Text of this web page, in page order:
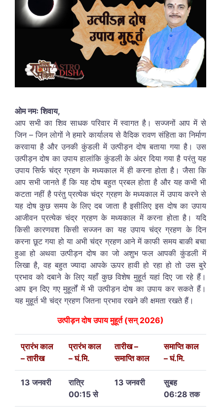
ओम नमः शिवाय,
आप सभी का शिव साधक परिवार में स्वागत है। सज्जनों आप में से
जिन – जिन लोगों ने हमारे कार्यालय से वैदिक रावण संहिता का निर्माण
करवाया है और उनकी कुंडली में उत्पीड़न दोष बताया गया है। उस
उत्पीड़न दोष का उपाय हालांकि कुंडली के अंदर दिया गया है परंतु यह
उपाय सिर्फ चंद्र ग्रहण के मध्यकाल में ही करना होता है। जैसा कि
आप सभी जानते हैं कि यह दोष बहुत प्रबल होता है और यह कभी भी
कटता नहीं है परंतु प्रत्येक चंद्र ग्रहण के मध्यकाल में उपाय करने से
यह दोष कुछ समय के लिए दब जाता है इसीलिए इस दोष का उपाय
आजीवन प्रत्येक चंद्र ग्रहण के मध्यकाल में करना होता है। यदि
किसी कारणवश किसी सज्जन का यह उपाय चंद्र ग्रहण के दिन
करना छूट गया हो या अभी चंद्र ग्रहण आने में काफी समय बाकी बचा
हुआ हो अथवा उत्पीड़न दोष का जो अशुभ फल आपकी कुंडली में
लिखा है, वह बहुत ज्यादा आपके ऊपर हावी हो रहा हो तो उस बुरे
प्रभाव को दबाने के लिए यहाँ कुछ विशेष मुहूर्त यहां दिए जा रहे हैं।
आप इन दिए गए मुहूर्तों में भी उत्पीड़न दोष का उपाय कर सकते हैं।
यह मुहूर्त भी चंद्र ग्रहण जितना प्रभाव रखने की क्षमता रखते हैं।
उत्पीड़न दोष उपाय मुहूर्त (सन् 2026)
प्रारंभ काल
– तारीख
प्रारंभ काल
– घं.मि.
तारीख –
समाप्ति काल
समाप्ति काल
– घं.मि.
13 जनवरी
रात्रि
00:15 से
13 जनवरी
सुबह
06:28 तक